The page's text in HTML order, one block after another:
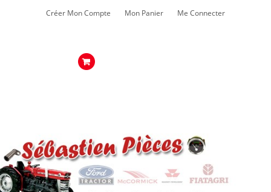
Créer Mon Compte Mon Panier Me Connecter